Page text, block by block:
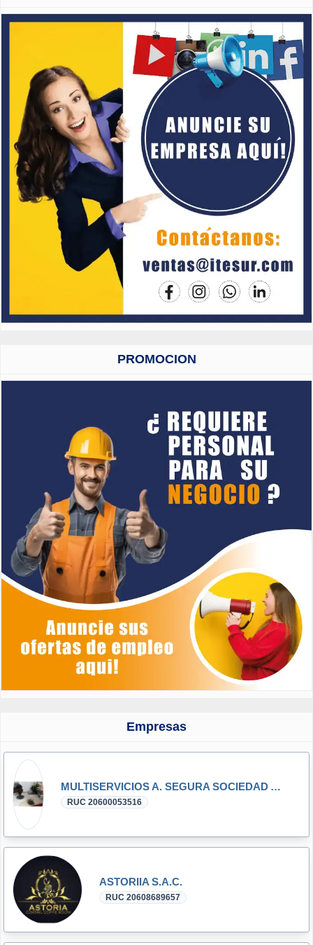
PROMOCION
Empresas
MULTISERVICIOS A. SEGURA SOCIEDAD ANONIMA CERRADA - MULTISERVICIOS A. SEGURA S.A.C.
RUC 20600053516
ASTORIIA S.A.C.
RUC 20608689657